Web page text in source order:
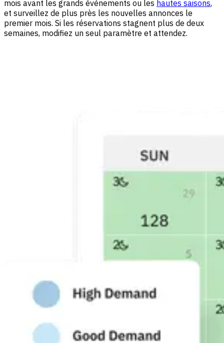
mois avant les grands événements ou les hautes saisons,
et surveillez de plus près les nouvelles annonces le
premier mois. Si les réservations stagnent plus de deux
semaines, modifiez un seul paramètre et attendez.